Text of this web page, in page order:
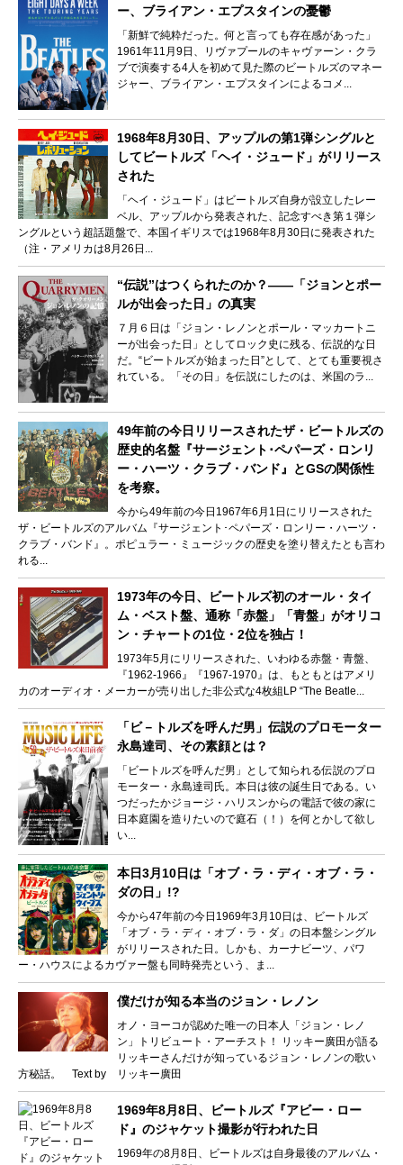
ー、ブライアン・エプスタインの憂鬱
「新鮮で純粋だった。何と言っても存在感があった」
1961年11月9日、リヴァプールのキャヴァーン・クラ
ブで演奏する4人を初めて見た際のビートルズのマネー
ジャー、ブライアン・エプスタインによるコメ...
1968年8月30日、アップルの第1弾シングルと
してビートルズ「ヘイ・ジュード」がリリース
された
「ヘイ・ジュード」はビートルズ自身が設立したレー
ベル、アップルから発表された、記念すべき第１弾シ
ングルという超話題盤で、本国イギリスでは1968年8月30日に発表された
（注・アメリカは8月26日...
“伝説”はつくられたのか？――「ジョンとポー
ルが出会った日」の真実
７月６日は「ジョン・レノンとポール・マッカートニ
ーが出会った日」としてロック史に残る、伝説的な日
だ。“ビートルズが始まった日”として、とても重要視さ
れている。「その日」を伝説にしたのは、米国のラ...
49年前の今日リリースされたザ・ビートルズの
歴史的名盤『サージェント･ペパーズ・ロンリ
ー・ハーツ・クラブ・バンド』とGSの関係性
を考察。
今から49年前の今日1967年6月1日にリリースされた
ザ・ビートルズのアルバム『サージェント･ペパーズ・ロンリー・ハーツ・
クラブ・バンド』。ポピュラー・ミュージックの歴史を塗り替えたとも言わ
れる...
1973年の今日、ビートルズ初のオール・タイ
ム・ベスト盤、通称「赤盤」「青盤」がオリコ
ン・チャートの1位・2位を独占！
1973年5月にリリースされた、いわゆる赤盤・青盤、
『1962-1966』『1967-1970』は、もともとはアメリ
カのオーディオ・メーカーが売り出した非公式な4枚組LP “The Beatle...
「ビ－トルズを呼んだ男」伝説のプロモーター
永島達司、その素顔とは？
「ビートルズを呼んだ男」として知られる伝説のプロ
モーター・永島達司氏。本日は彼の誕生日である。い
つだったかジョージ・ハリスンからの電話で彼の家に
日本庭園を造りたいので庭石（！）を何とかして欲し
い...
本日3月10日は「オブ・ラ・ディ・オブ・ラ・
ダの日」!?
今から47年前の今日1969年3月10日は、ビートルズ
「オブ・ラ・ディ・オブ・ラ・ダ」の日本盤シングル
がリリースされた日。しかも、カーナビーツ、パワ
ー・ハウスによるカヴァー盤も同時発売という、ま...
僕だけが知る本当のジョン・レノン
オノ・ヨーコが認めた唯一の日本人「ジョン・レノ
ン」トリビュート・アーチスト！ リッキー廣田が語る
リッキーさんだけが知っているジョン・レノンの歌い
方秘話。 Text by リッキー廣田
1969年8月8日、ビートルズ『アビー・ロー
ド』のジャケット撮影が行われた日
1969年の8月8日、ビートルズは自身最後のアルバム・